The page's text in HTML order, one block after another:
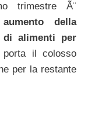
trimestre Ã¨
della
alimenti per
il colosso
per la restante